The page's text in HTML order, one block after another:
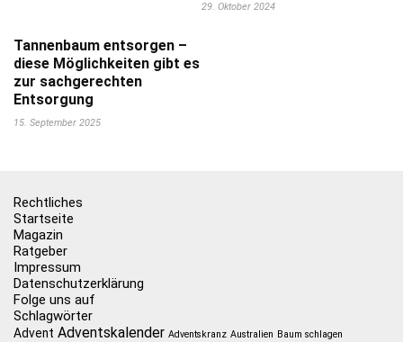
29. Oktober 2024
Tannenbaum entsorgen –
diese Möglichkeiten gibt es
zur sachgerechten
Entsorgung
15. September 2025
Rechtliches
Startseite
Magazin
Ratgeber
Impressum
Datenschutzerklärung
Folge uns auf
Schlagwörter
Advent Adventskalender Adventskranz Australien Baum schlagen